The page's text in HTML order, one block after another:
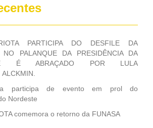
PARTICIPA DO DESFILE DA
NO PALANQUE DA PRESIDÊNCIA DA
E É ABRAÇADO POR LULA
participa de evento em prol do
Nordeste
comemora o retorno da FUNASA